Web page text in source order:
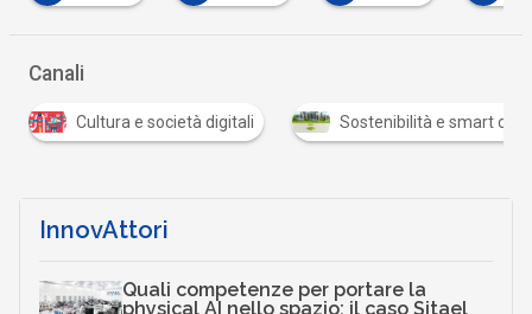
Canali
Cultura e società digitali Sostenibilità e smart city
InnovAttori
Quali competenze per portare la
physical AI nello spazio: il caso Sitael